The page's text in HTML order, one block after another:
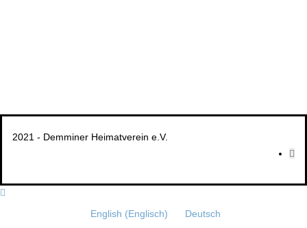
2021 - Demminer Heimatverein e.V.
English (Englisch) Deutsch